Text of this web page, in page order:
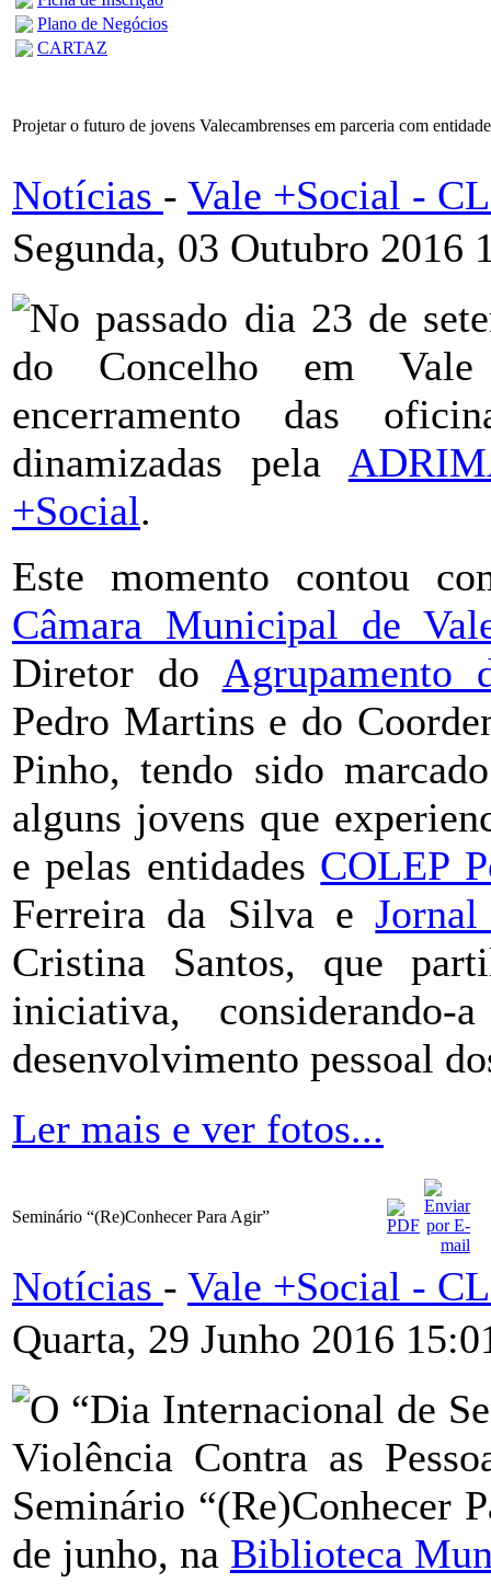
Plano de Negócios
CARTAZ
Projetar o futuro de jovens Valecambrenses em parceria com
Notícias - Vale +Social -
Segunda, 03 Outubro 2016
No passado dia 23 de
do Concelho em
encerramento das
dinamizadas pela
+Social.
Este momento contou
Câmara Municipal de
Diretor do Agrupamento
Pedro Martins e do
Pinho, tendo sido
alguns jovens que
e pelas entidades COLEP
Ferreira da Silva e
Cristina Santos, que
iniciativa,
desenvolvimento pessoal
Ler mais e ver fotos...
Seminário “(Re)Conhecer Para Agir”
Notícias - Vale +Social -
Quarta, 29 Junho 2016
O “Dia Internacional de
Violência Contra as
Seminário “(Re)Conhecer
de junho, na Biblioteca